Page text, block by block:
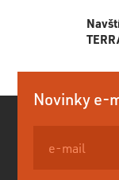
Novinky e-